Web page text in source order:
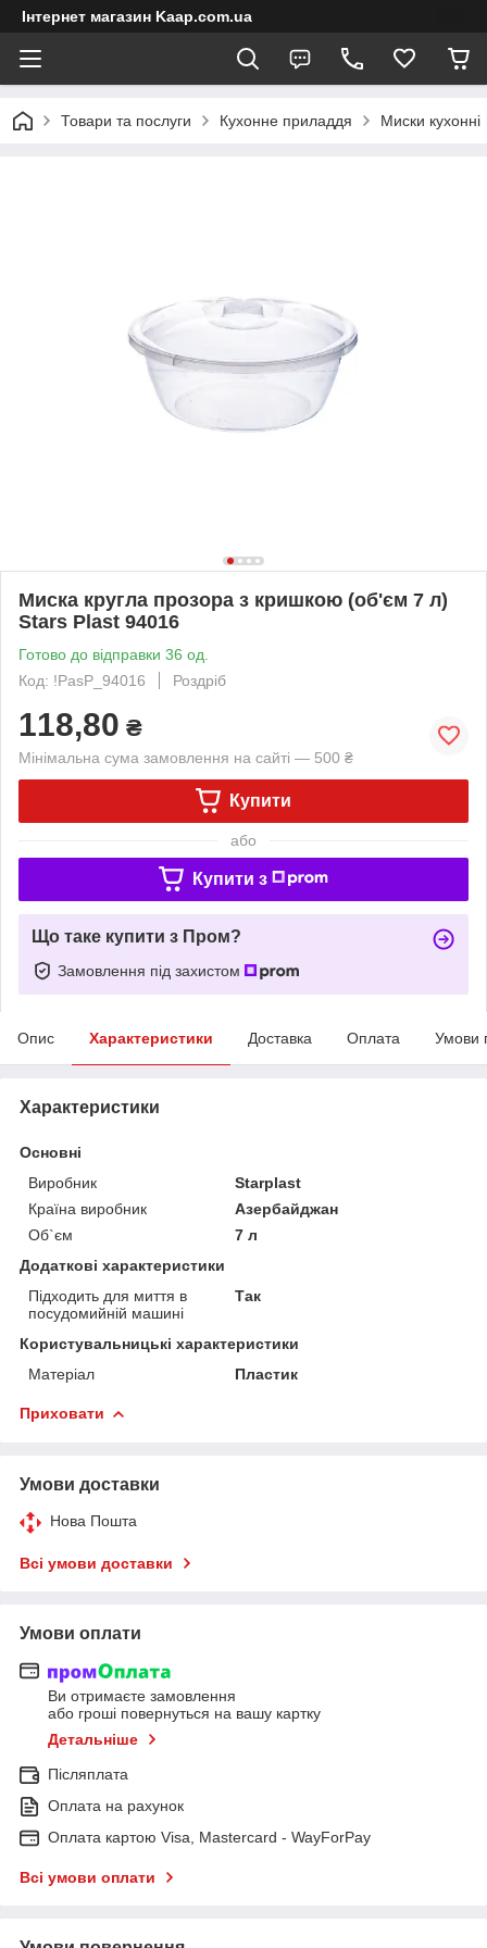
Інтернет магазин Kaap.com.ua
Товари та послуги Кухонне приладдя Миски кухонні
Миска кругла прозора з кришкою (об'єм 7 л)
Stars Plast 94016
Готово до відправки 36 од.
Код: !PasP_94016
Роздріб
118,80 ₴
Мінімальна сума замовлення на сайті — 500 ₴
Купити
або
Купити з
Що таке купити з Пром?
Замовлення під захистом
Опис Характеристики Доставка Оплата Умови
Характеристики
Основні
Виробник
Starplast
Країна виробник
Азербайджан
Об`єм
7 л
Додаткові характеристики
Підходить для миття в
посудомийній машині
Так
Користувальницькі характеристики
Матеріал
Пластик
Приховати
Умови доставки
Нова Пошта
Всі умови доставки
Умови оплати
Ви отримаєте замовлення
або гроші повернуться на вашу картку
Детальніше
Післяплата
Оплата на рахунок
Оплата картою Visa, Mastercard - WayForPay
Всі умови оплати